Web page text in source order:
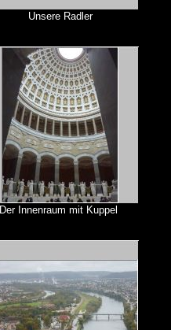
Unsere Radler
Der Innenraum mit Kuppel